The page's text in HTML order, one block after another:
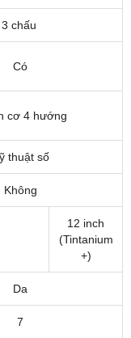
3 chấu
Có
cơ 4 hướng
thuật số
Không
12 inch
(Tintanium
+)
Da
7